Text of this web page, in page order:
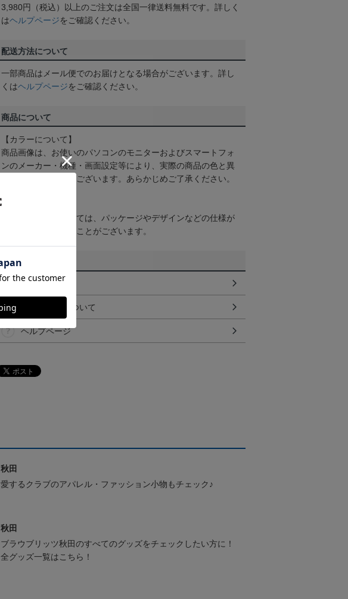
3,980円（税込）以上のご注文は全国一律送料無料です。詳しく
はヘルプページをご確認ください。
配送方法について
一部商品はメール便でのお届けとなる場合がございます。詳し
くはヘルプページをご確認ください。
商品について
【カラーについて】
商品画像は、お使いのパソコンのモニターおよびスマートフォ
ンのメーカー・機種・画面設定等により、実際の商品の色と異
なって見える場合がございます。あらかじめご了承ください。
【仕様について】
取り扱い商品によっては、パッケージやデザインなどの仕様が
予告なく変更になることがございます。
その他
決済について
ギフト対応について
ヘルプページ
秋田
愛するクラブのアパレル・ファッション小物もチェック♪
秋田
ブラウブリッツ秋田のすべてのグッズをチェックしたい方に！
全グッズ一覧はこちら！